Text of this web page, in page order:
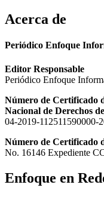
Acerca de
Periódico Enfoque
Editor Responsable
Periódico Enfoque
Número de Certificado
Nacional de Derechos
04-2019-112511590000-
Número de Certificado
No. 16146 Expediente
Enfoque en